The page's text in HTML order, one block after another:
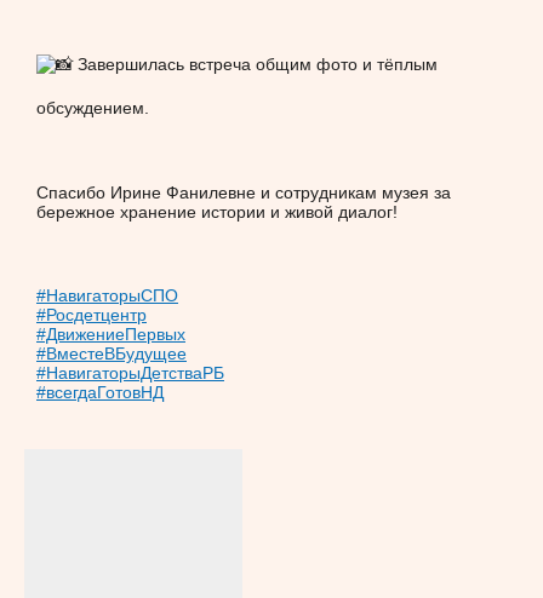
Завершилась встреча общим фото и тёплым
обсуждением.
Спасибо Ирине Фанилевне и сотрудникам музея за
бережное хранение истории и живой диалог!
#НавигаторыСПО
#Росдетцентр
#ДвижениеПервых
#ВместеВБудущее
#НавигаторыДетстваРБ
#всегдаГотовНД